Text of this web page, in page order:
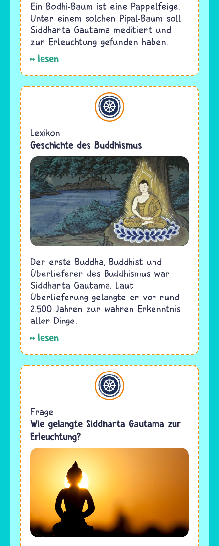
Ein Bodhi-Baum ist eine Pappelfeige.
Unter einem solchen Pipal-Baum soll
Siddharta Gautama meditiert und
zur Erleuchtung gefunden haben.
lesen
Buddhismus
Lexikon
Geschichte des Buddhismus
Der erste Buddha, Buddhist und
Überlieferer des Buddhismus war
Siddharta Gautama. Laut
Überlieferung gelangte er vor rund
2.500 Jahren zur wahren Erkenntnis
aller Dinge.
lesen
Buddhismus
Frage
Wie gelangte Siddharta Gautama zur
Erleuchtung?